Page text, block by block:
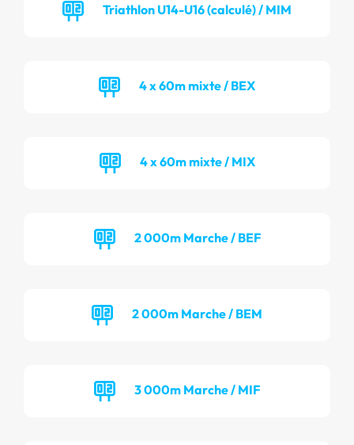
Triathlon U14-U16 (calculé) / MIM
4 x 60m mixte / BEX
4 x 60m mixte / MIX
2 000m Marche / BEF
2 000m Marche / BEM
3 000m Marche / MIF